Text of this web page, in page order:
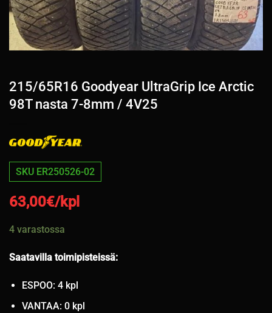
215/65R16 Goodyear UltraGrip Ice Arctic
98T nasta 7-8mm / 4V25
SKU ER250526-02
63,00€/kpl
4 varastossa
Saatavilla toimipisteissä:
ESPOO: 4 kpl
VANTAA: 0 kpl